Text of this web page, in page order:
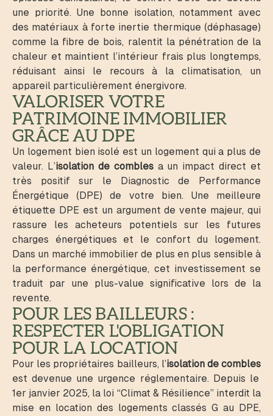
une priorité. Une bonne isolation, notamment avec
des matériaux à forte inertie thermique (déphasage)
comme la fibre de bois, ralentit la pénétration de la
chaleur et maintient l’intérieur frais plus longtemps,
réduisant ainsi le recours à la climatisation, un
appareil particulièrement énergivore.
VALORISER VOTRE
PATRIMOINE IMMOBILIER
GRÂCE AU DPE
Un logement bien isolé est un logement qui a plus de
valeur. L’isolation de comblesa un impact direct et
très positif sur le Diagnostic de Performance
Énergétique (DPE) de votre bien. Une meilleure
étiquette DPE est un argument de vente majeur, qui
rassure les acheteurs potentiels sur les futures
charges énergétiques et le confort du logement.
Dans un marché immobilier de plus en plus sensible à
la performance énergétique, cet investissement se
traduit par une plus-value significative lors de la
revente.
POUR LES BAILLEURS :
RESPECTER L'OBLIGATION
POUR LA LOCATION
Pour les propriétaires bailleurs, l’isolation de combles
est devenue une urgence réglementaire. Depuis le
1er janvier 2025, la loi “Climat & Résilience” interdit la
mise en location des logements classés G au DPE,